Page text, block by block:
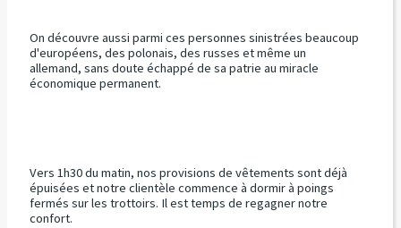
On découvre aussi parmi ces personnes sinistrées beaucoup
d'européens, des polonais, des russes et même un
allemand, sans doute échappé de sa patrie au miracle
économique permanent.
Vers 1h30 du matin, nos provisions de vêtements sont déjà
épuisées et notre clientèle commence à dormir à poings
fermés sur les trottoirs. Il est temps de regagner notre
confort.